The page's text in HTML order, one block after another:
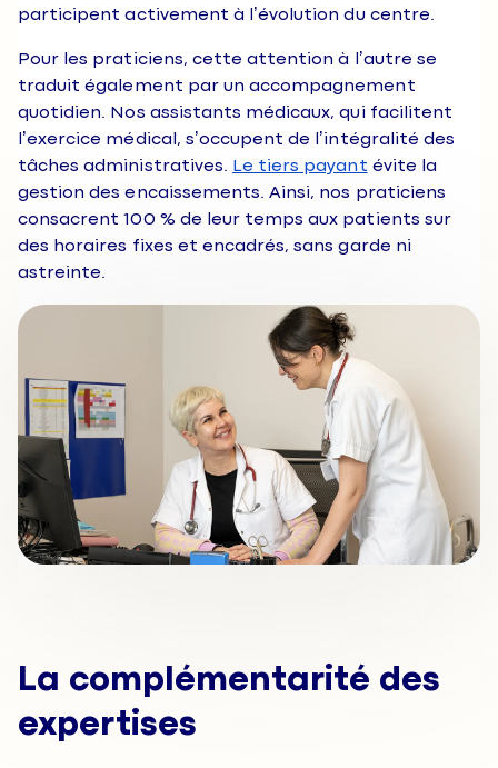
participent activement à l’évolution du centre.
Pour les praticiens, cette attention à l’autre se
traduit également par un accompagnement
quotidien. Nos assistants médicaux, qui facilitent
l’exercice médical, s’occupent de l’intégralité des
tâches administratives. Le tiers payant évite la
gestion des encaissements. Ainsi, nos praticiens
consacrent 100 % de leur temps aux patients sur
des horaires fixes et encadrés, sans garde ni
astreinte.
La complémentarité des
expertises